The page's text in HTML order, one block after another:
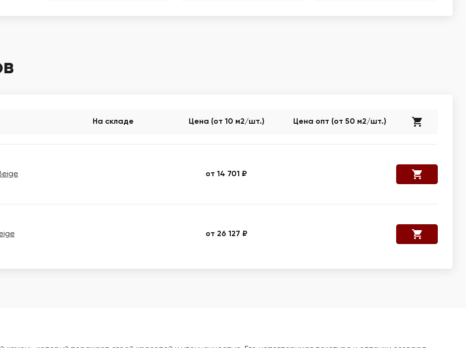
На складе Цена (от 10 м2/шт.) Цена опт (от 50 м2/шт.)
от 14 701 ₽
от 26 127 ₽